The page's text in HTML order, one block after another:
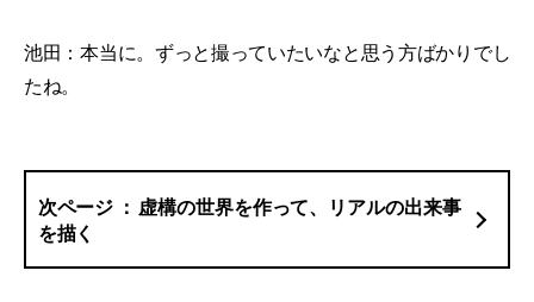
池田：本当に。ずっと撮っていたいなと思う方ばかりでし
たね。
虚構の世界を作って、リアルの出来事
を描く